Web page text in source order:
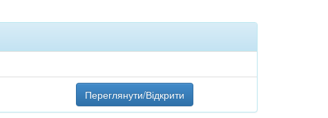
Переглянути/Відкрити